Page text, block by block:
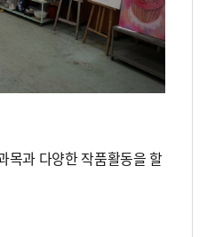
목과 다양한 작품활동을 할